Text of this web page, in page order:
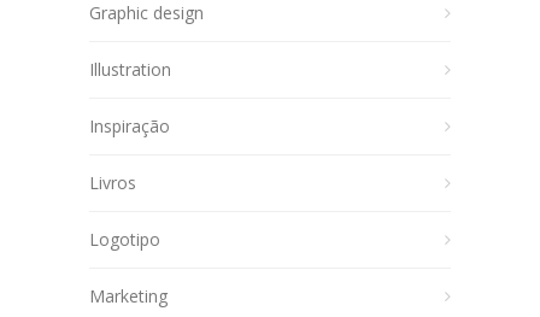
Graphic design
Illustration
Inspiração
Livros
Logotipo
Marketing